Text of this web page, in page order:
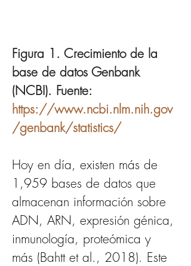
Figura 1. Crecimiento de la
base de datos Genbank
(NCBI). Fuente:
https://www.ncbi.nlm.nih.gov
/genbank/statistics/
Hoy en día, existen más de
1,959 bases de datos que
almacenan información sobre
ADN, ARN, expresión génica,
inmunología, proteómica y
más (Bahtt et al., 2018). Este